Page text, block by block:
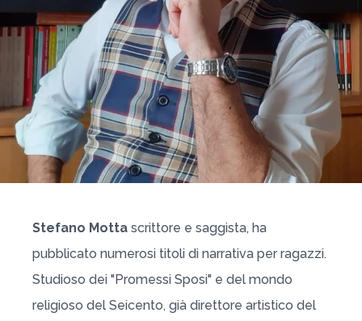
Stefano Motta scrittore e saggista, ha
pubblicato numerosi titoli di narrativa per ragazzi.
Studioso dei "Promessi Sposi" e del mondo
religioso del Seicento, già direttore artistico del